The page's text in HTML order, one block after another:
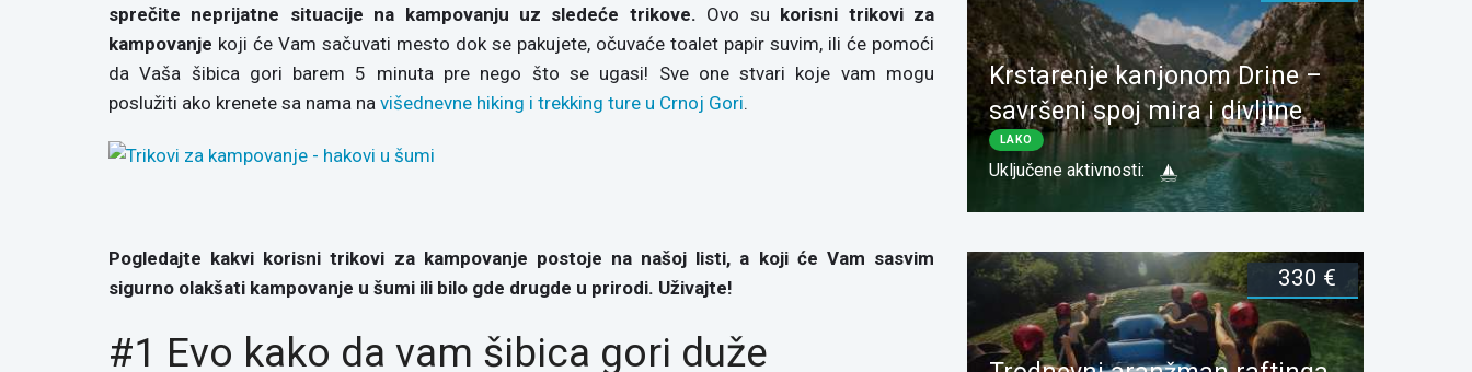
sprečite neprijatne situacije na kampovanju uz sledeće trikove. Ovo su korisni trikovi za
kampovanje koji će Vam sačuvati mesto dok se pakujete, očuvaće toalet papir suvim, ili će pomoći
da Vaša šibica gori barem 5 minuta pre nego što se ugasi! Sve one stvari koje vam mogu
poslužiti ako krenete sa nama na višednevne hiking i trekking ture u Crnoj Gori.
Pogledajte kakvi korisni trikovi za kampovanje postoje na našoj listi, a koji će Vam sasvim
sigurno olakšati kampovanje u šumi ili bilo gde drugde u prirodi. Uživajte!
#1 Evo kako da vam šibica gori duže
Dužina: 1 dan Rezerviši
Krstarenje kanjonom Drine –
savršeni spoj mira i divljine
LAKO
Uključene aktivnosti:
Dužina: 1 dan Rezerviši
330 €